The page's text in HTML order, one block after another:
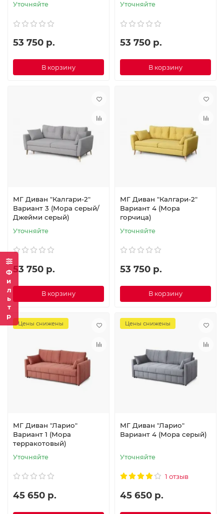
Фильтр
Уточняйте
53 750 р.
В корзину
Уточняйте
53 750 р.
В корзину
МГ Диван "Калгари-2"
Вариант 3 (Мора серый/
Джейми серый)
Уточняйте
53 750 р.
В корзину
МГ Диван "Калгари-2"
Вариант 4 (Мора
горчица)
Уточняйте
53 750 р.
В корзину
Цены снижены
МГ Диван "Ларио"
Вариант 1 (Мора
терракотовый)
Уточняйте
45 650 р.
Цены снижены
МГ Диван "Ларио"
Вариант 4 (Мора серый)
Уточняйте
1 отзыв
45 650 р.